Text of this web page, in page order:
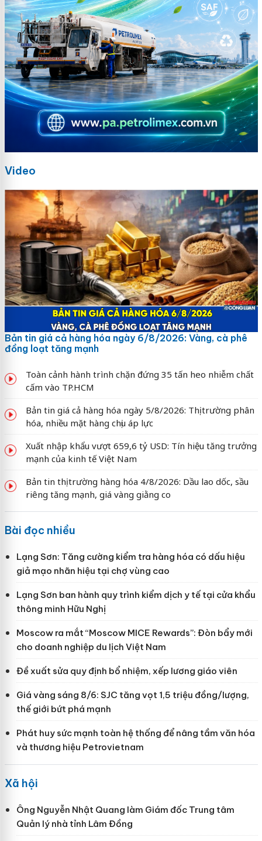
Video
Bản tin giá cả hàng hóa ngày 6/8/2026: Vàng, cà phê
đồng loạt tăng mạnh
Toàn cảnh hành trình chặn đứng 35 tấn heo nhiễm chất
cấm vào TP.HCM
Bản tin giá cả hàng hóa ngày 5/8/2026: Thị trường phân
hóa, nhiều mặt hàng chịu áp lực
Xuất nhập khẩu vượt 659,6 tỷ USD: Tín hiệu tăng trưởng
mạnh của kinh tế Việt Nam
Bản tin thị trường hàng hóa 4/8/2026: Dầu lao dốc, sầu
riêng tăng mạnh, giá vàng giằng co
Bài đọc nhiều
Lạng Sơn: Tăng cường kiểm tra hàng hóa có dấu hiệu
giả mạo nhãn hiệu tại chợ vùng cao
Lạng Sơn ban hành quy trình kiểm dịch y tế tại cửa khẩu
thông minh Hữu Nghị
Moscow ra mắt “Moscow MICE Rewards”: Đòn bẩy mới
cho doanh nghiệp du lịch Việt Nam
Đề xuất sửa quy định bổ nhiệm, xếp lương giáo viên
Giá vàng sáng 8/6: SJC tăng vọt 1,5 triệu đồng/lượng,
thế giới bứt phá mạnh
Phát huy sức mạnh toàn hệ thống để nâng tầm văn hóa
và thương hiệu Petrovietnam
Xã hội
Ông Nguyễn Nhật Quang làm Giám đốc Trung tâm
Quản lý nhà tỉnh Lâm Đồng